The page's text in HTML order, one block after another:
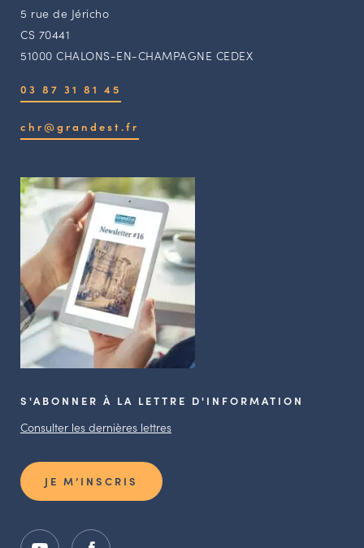
5 rue de Jéricho
CS 70441
51000 CHALONS-EN-CHAMPAGNE CEDEX
03 87 31 81 45
chr@grandest.fr
S'ABONNER À LA LETTRE D'INFORMATION
Consulter les dernières lettres
JE M’INSCRIS